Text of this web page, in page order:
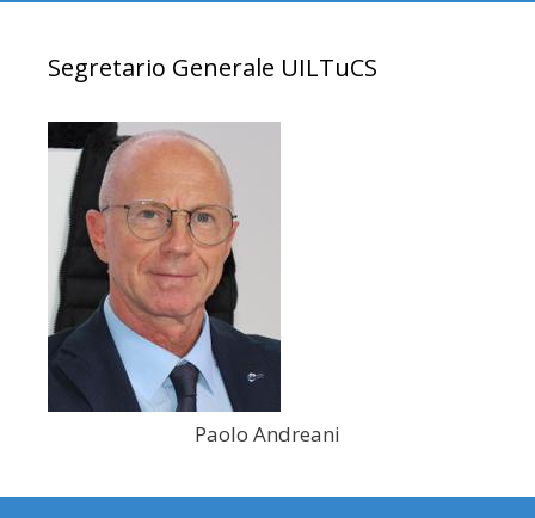
Segretario Generale UILTuCS
Paolo Andreani